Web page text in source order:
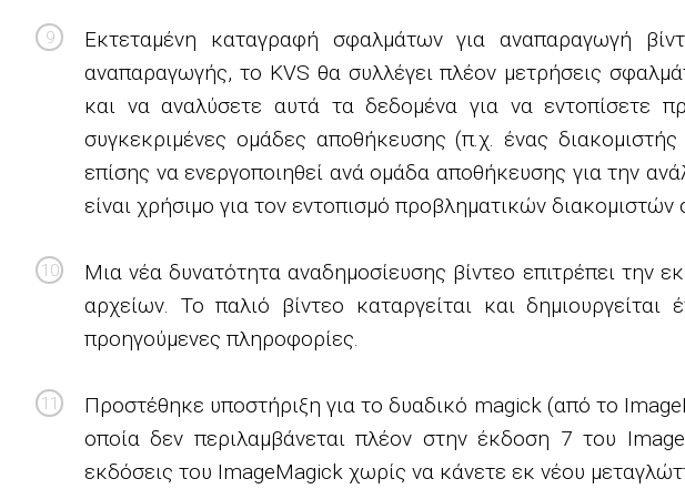
Εκτεταμένη καταγραφή σφαλμάτων για αναπαραγωγή
αναπαραγωγής, το KVS θα συλλέγει πλέον μετρήσεις
και να αναλύσετε αυτά τα δεδομένα για να εντοπίσετε
συγκεκριμένες ομάδες αποθήκευσης (π.χ. ένας
επίσης να ενεργοποιηθεί ανά ομάδα αποθήκευσης για την
είναι χρήσιμο για τον εντοπισμό προβληματικών διακομιστών
Μια νέα δυνατότητα αναδημοσίευσης βίντεο επιτρέπει την
αρχείων. Το παλιό βίντεο καταργείται και
προηγούμενες πληροφορίες.
Προστέθηκε υποστήριξη για το δυαδικό magick (από το
οποία δεν περιλαμβάνεται πλέον στην έκδοση 7 του
εκδόσεις του ImageMagick χωρίς να κάνετε εκ νέου